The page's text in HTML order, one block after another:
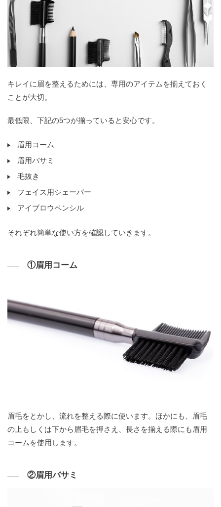
キレイに眉を整えるためには、専用のアイテムを揃えておく
ことが大切。
最低限、下記の5つが揃っていると安心です。
眉用コーム
眉用バサミ
毛抜き
フェイス用シェーバー
アイブロウペンシル
それぞれ簡単な使い方を確認していきます。
①眉用コーム
眉毛をとかし、流れを整える際に使います。ほかにも、眉毛
の上もしくは下から眉毛を押さえ、長さを揃える際にも眉用
コームを使用します。
②眉用バサミ